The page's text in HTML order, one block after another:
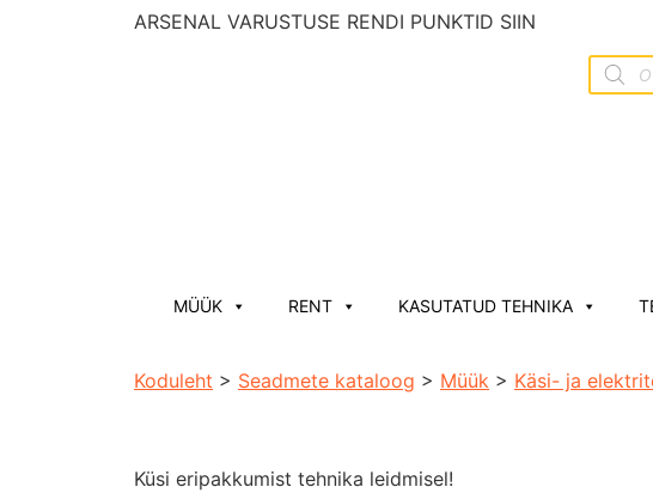
ARSENAL VARUSTUSE RENDI PUNKTID SIIN
MÜÜK RENT KASUTATUD TEHNIKA
Koduleht > Seadmete kataloog > Müük > Käsi- ja
Küsi eripakkumist tehnika leidmisel!